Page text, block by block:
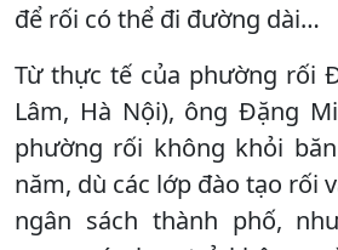
để rối có thể đi đường dài…
Từ thực tế của phường rối
Lâm, Hà Nội), ông Đặng
phường rối không khỏi
năm, dù các lớp đào tạo rối
ngân sách thành phố,